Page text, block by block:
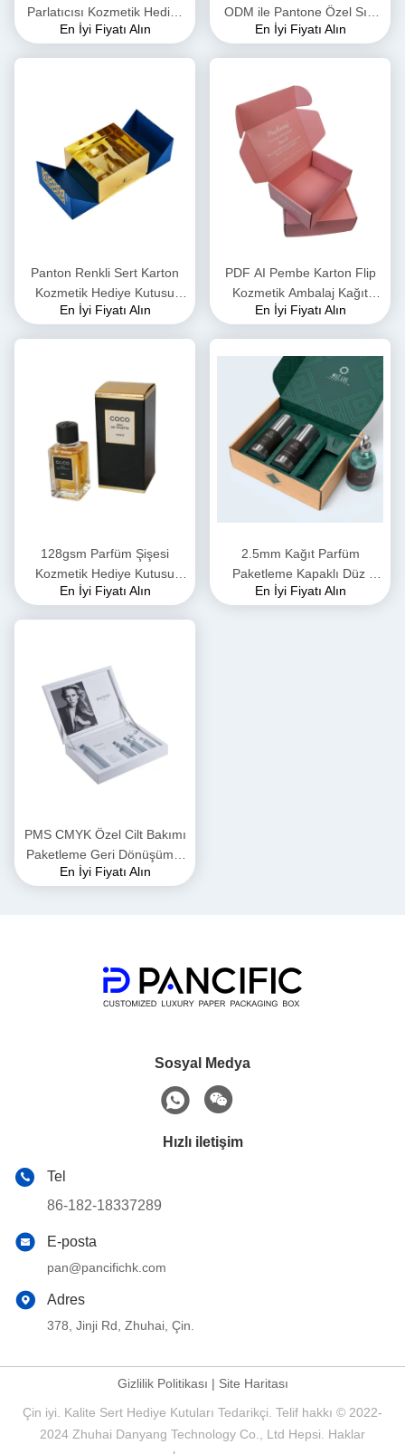
Parlatıcısı Kozmetik Hediye
Kutusu İçinde Ambalaj Blister
En İyi Fiyatı Alın
ODM ile Pantone Özel Sıvı
Ruj Ambalaj Kağıt Kutusu
En İyi Fiyatı Alın
Panton Renkli Sert Karton
Kozmetik Hediye Kutusu
Ambalajı EVA Inside
En İyi Fiyatı Alın
PDF AI Pembe Karton Flip
Kozmetik Ambalaj Kağıt
Kutusu Sulu Kaplama
En İyi Fiyatı Alın
128gsm Parfüm Şişesi
Kozmetik Hediye Kutusu
Ambalajı OEM ODM
En İyi Fiyatı Alın
2.5mm Kağıt Parfüm
Paketleme Kapaklı Düz ​​
Hediye Kutuları Su
En İyi Fiyatı Alın
PMS CMYK Özel Cilt Bakımı
Paketleme Geri Dönüşümlü
Karton Hediye Kutusu PS
En İyi Fiyatı Alın
Sosyal Medya
Hızlı iletişim
Tel
86-182-18337289
E-posta
pan@pancifichk.com
Adres
378, Jinji Rd, Zhuhai, Çin.
Gizlilik Politikası | Site Haritası
Çin iyi. Kalite Sert Hediye Kutuları Tedarikçi. Telif hakkı © 2022-
2024 Zhuhai Danyang Technology Co., Ltd Hepsi. Haklar